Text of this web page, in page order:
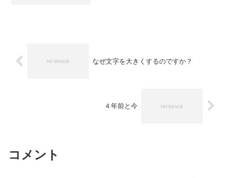
なぜ文字を大きくするのですか？
４年前と今
コメント